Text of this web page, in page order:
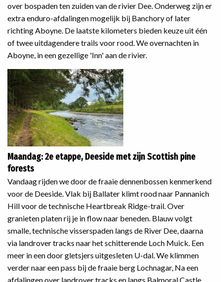
over bospaden ten zuiden van de rivier Dee. Onderweg zijn er
extra enduro-afdalingen mogelijk bij Banchory of later
richting Aboyne. De laatste kilometers bieden keuze uit één
of twee uitdagendere trails voor rood. We overnachten in
Aboyne, in een gezellige 'Inn' aan de rivier.
Maandag: 2e etappe, Deeside met zijn Scottish pine
forests
Vandaag rijden we door de fraaie dennenbossen kenmerkend
voor de Deeside. Vlak bij Ballater klimt rood naar Pannanich
Hill voor de technische Heartbreak Ridge-trail. Over
granieten platen rij je in flow naar beneden. Blauw volgt
smalle, technische visserspaden langs de River Dee, daarna
via landrover tracks naar het schitterende Loch Muick. Een
meer in een door gletsjers uitgesleten U-dal. We klimmen
verder naar een pass bij de fraaie berg Lochnagar, Na een
afdalingen over landrover tracks en langs Balmoral Castle